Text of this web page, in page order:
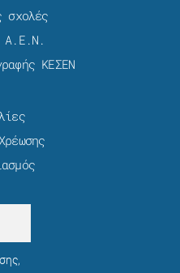
σχολές
Α.Ε.Ν.
ΚΕΣΕΝ